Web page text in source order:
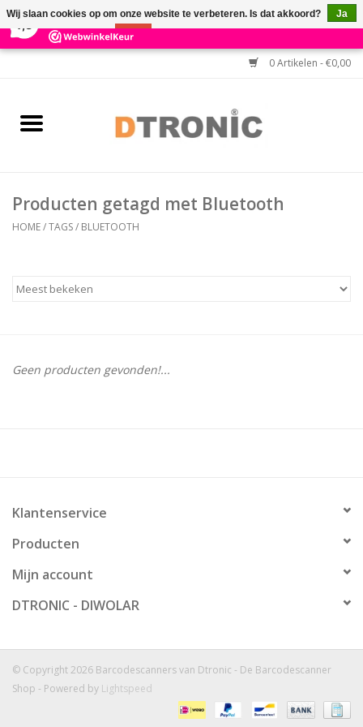
3 Reviews ×
0 Artikelen - €0,00
BARCODESCANNERS
HULP BIJ INSTALLATIE
Producten getagd met Bluetooth
HOME/TAGS/ BLUETOOTH
Geen producten gevonden!...
Klantenservice
Producten
Mijn account
DTRONIC - DIWOLAR
© Copyright 2026 Barcodescanners van Dtronic - De Barcodescanner
Shop - Powered by Lightspeed
Wij slaan cookies op om onze website te verbeteren. Is dat akkoord?
Ja
Nee